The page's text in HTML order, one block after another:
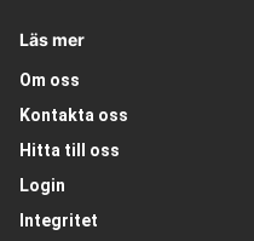
Läs mer
Om oss
Kontakta oss
Hitta till oss
Login
Integritet